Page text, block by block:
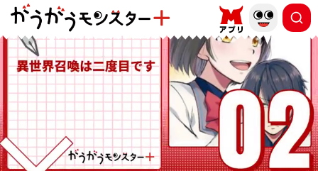
もっと読む